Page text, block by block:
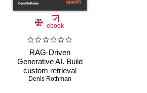
ebook
RAG-Driven
Generative AI. Build
custom retrieval
augmented generation
Denis Rothman